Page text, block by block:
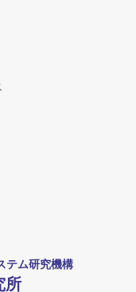
テム研究機構
所